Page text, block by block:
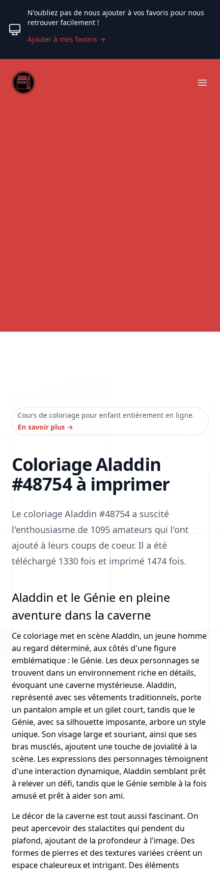
N'oubliez pas de nous ajouter à vos favoris pour nous
retrouver facilement !
Ajouter à mes favoris →
Web coloriage
Cours de coloriage pour enfant entièrement en ligne.
En savoir plus →
Coloriage Aladdin
#48754 à imprimer
Le coloriage Aladdin #48754 a suscité
l'enthousiasme de 1095 amateurs qui l'ont
ajouté à leurs coups de coeur. Il a été
téléchargé 1330 fois et imprimé 1474 fois.
Aladdin et le Génie en pleine
aventure dans la caverne
Ce coloriage met en scène Aladdin, un jeune homme
au regard déterminé, aux côtés d'une figure
emblématique : le Génie. Les deux personnages se
trouvent dans un environnement riche en détails,
évoquant une caverne mystérieuse. Aladdin,
représenté avec ses vêtements traditionnels, porte
un pantalon ample et un gilet court, tandis que le
Génie, avec sa silhouette imposante, arbore un style
unique. Son visage large et souriant, ainsi que ses
bras musclés, ajoutent une touche de jovialité à la
scène. Les expressions des personnages témoignent
d'une interaction dynamique, Aladdin semblant prêt
à relever un défi, tandis que le Génie semble à la fois
amusé et prêt à aider son ami.
Le décor de la caverne est tout aussi fascinant. On
peut apercevoir des stalactites qui pendent du
plafond, ajoutant de la profondeur à l'image. Des
formes de pierres et des textures variées créent un
espace chaleureux et intrigant. Des éléments